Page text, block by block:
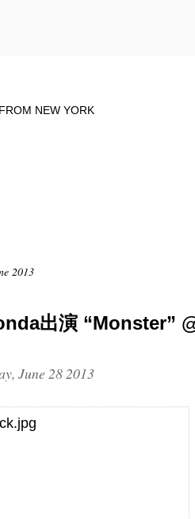
2013
出演 “Monster”
June 28 2013